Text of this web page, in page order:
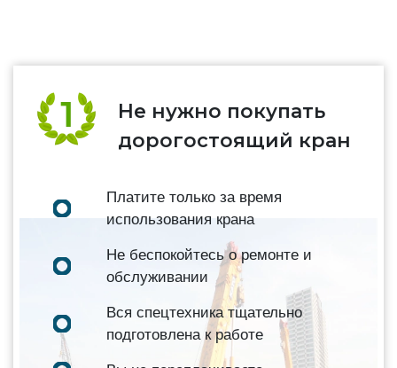
Не нужно покупать
дорогостоящий кран
Платите только за время
использования крана
Не беспокойтесь о ремонте и
обслуживании
Вся спецтехника тщательно
подготовлена к работе